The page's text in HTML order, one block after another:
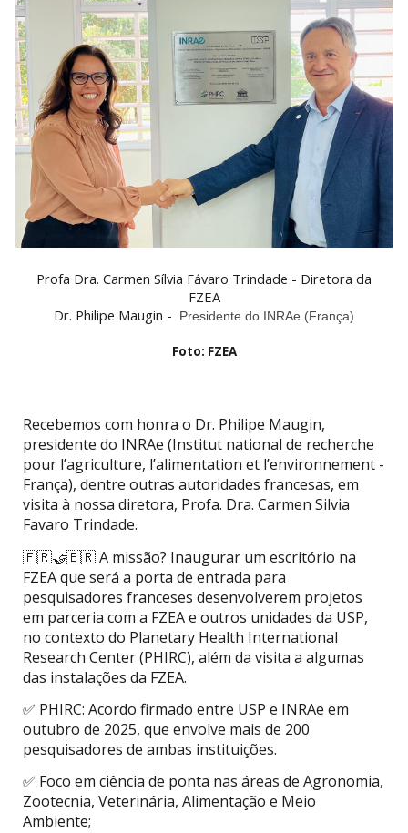
Profa Dra. Carmen Sílvia Fávaro Trindade - Diretora da
FZEA
Dr. Philipe Maugin -
Presidente do INRAe (França)
Foto: FZEA
Recebemos com honra o Dr. Philipe Maugin,
presidente do INRAe (Institut national de recherche
pour l’agriculture, l’alimentation et l’environnement -
França), dentre outras autoridades francesas, em
visita à nossa diretora, Profa. Dra. Carmen Silvia
Favaro Trindade.
🇫🇷🤝🇧🇷 A missão? Inaugurar um escritório na
FZEA que será a porta de entrada para
pesquisadores franceses desenvolverem projetos
em parceria com a FZEA e outros unidades da USP,
no contexto do Planetary Health International
Research Center (PHIRC), além da visita a algumas
das instalações da FZEA.
✅ PHIRC: Acordo firmado entre USP e INRAe em
outubro de 2025, que envolve mais de 200
pesquisadores de ambas instituições.
✅ Foco em ciência de ponta nas áreas de Agronomia,
Zootecnia, Veterinária, Alimentação e Meio
Ambiente;